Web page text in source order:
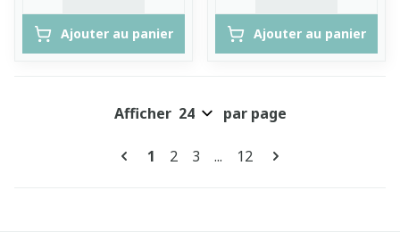
Ajouter au panier Ajouter au panier
Pages
Vous lisez actuellement la page
1 Page
2 Page
3 ... Page
12
Afficher par page